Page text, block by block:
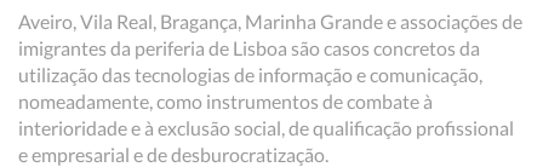
Aveiro, Vila Real, Bragança, Marinha Grande e associações de
imigrantes da periferia de Lisboa são casos concretos da
utilização das tecnologias de informação e comunicação,
nomeadamente, como instrumentos de combate à
interioridade e à exclusão social, de qualificação profissional
e empresarial e de desburocratização.